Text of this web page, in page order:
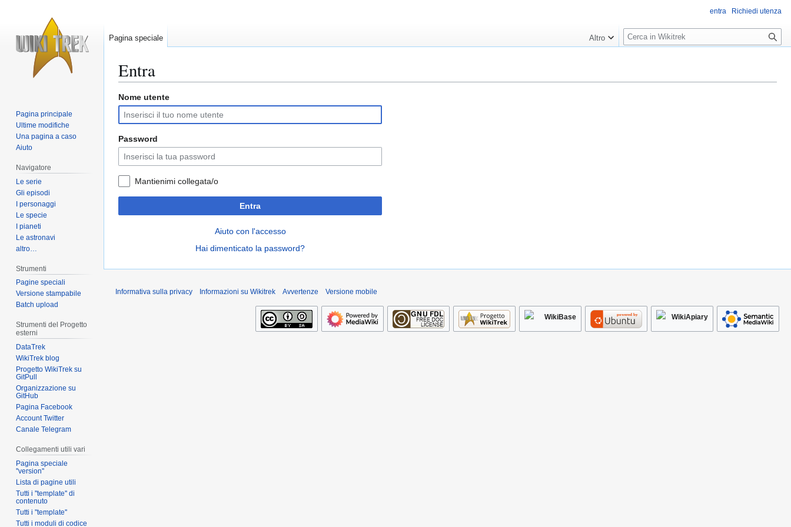
Entra
Vai
alla
navigazione
Vai
alla
ricerca
Nome utente
Password
Mantienimi collegata/o
Entra
Aiuto con l'accesso
Hai dimenticato la password?
entra Richiedi utenza
Pagina speciale Altro
R
i
r
Pagina principale
Ultime modifiche
Una pagina a caso
Aiuto
Navigatore
Le serie
Gli episodi
I personaggi
Le specie
I pianeti
Le astronavi
altro…
Strumenti
Pagine speciali
Versione stampabile
Batch upload
Strumenti del Progetto
esterni
DataTrek
WikiTrek blog
Progetto WikiTrek su
GitPull
Organizzazione su
GitHub
Pagina Facebook
Account Twitter
Canale Telegram
Collegamenti utili vari
Pagina speciale
''version''
Lista di pagine utili
Tutti i ''template'' di
contenuto
Tutti i ''template''
Tutti i moduli di codice
Informativa sulla privacy Informazioni su Wikitrek Avvertenze Versione mobile